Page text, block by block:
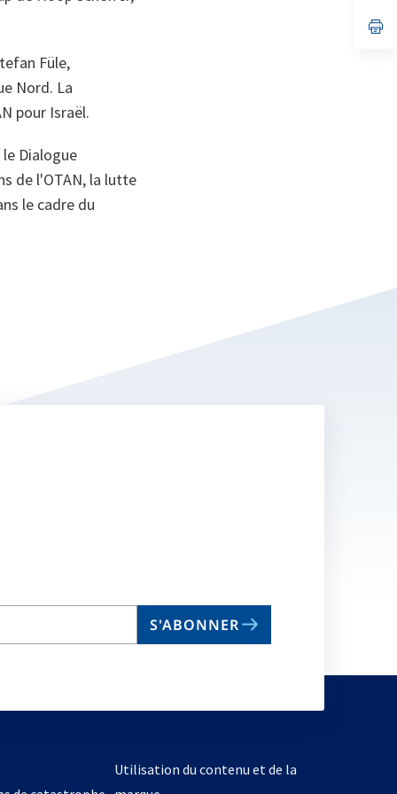
Füle,
Nord. La
pour Israël.
Dialogue
de l'OTAN, la lutte
le cadre du
S'ABONNER
Utilisation du contenu et de la